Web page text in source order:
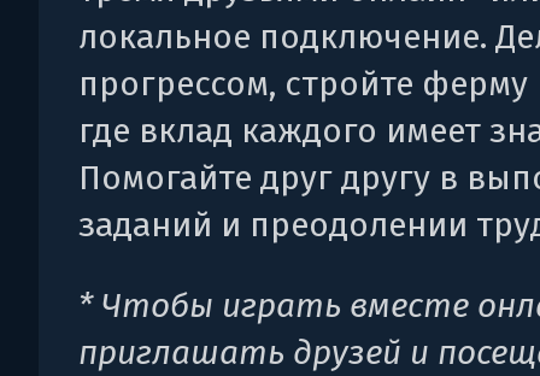
локальное подключение.
прогрессом, стройте ферму
где вклад каждого имеет
Помогайте друг другу в
заданий и преодолении
* Чтобы играть вместе
приглашать друзей и